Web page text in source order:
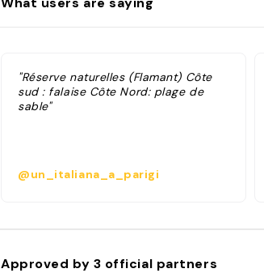
"Réserve naturelles (Flamant) Côte
sud : falaise Côte Nord: plage de
sable"
@un_italiana_a_parigi
Approved by 3 official partners